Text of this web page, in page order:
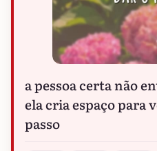
a pessoa certa não
ela cria espaço para
passo